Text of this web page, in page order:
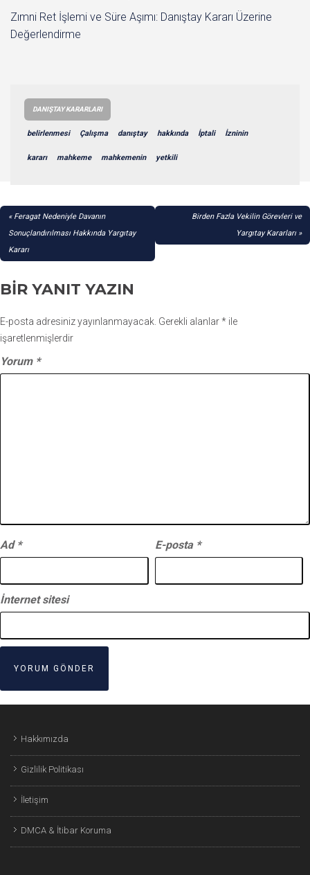
Zımni Ret İşlemi ve Süre Aşımı: Danıştay Kararı Üzerine
Değerlendirme
DANIŞTAY KARARLARI
belirlenmesi Çalışma danıştay hakkında İptali İzninin
kararı mahkeme mahkemenin yetkili
YAZI
GEZINMESI
Feragat Nedeniyle Davanın
Sonuçlandırılması Hakkında Yargıtay
Kararı
Birden Fazla Vekilin Görevleri ve
Yargıtay Kararları
BIR YANIT YAZIN
E-posta adresiniz yayınlanmayacak. Gerekli alanlar* ile
işaretlenmişlerdir
Yorum *
Ad * E-posta *
İnternet sitesi
Hakkımızda
Gizlilik Politikası
İletişim
DMCA & İtibar Koruma